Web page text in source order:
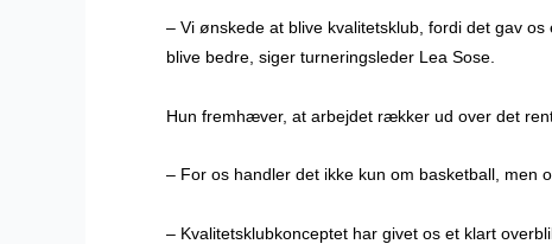
– Vi ønskede at blive kvalitetsklub, fordi det gav
blive bedre, siger turneringsleder Lea Sose.
Hun fremhæver, at arbejdet rækker ud over det
– For os handler det ikke kun om basketball, men
– Kvalitetsklubkonceptet har givet os et klart